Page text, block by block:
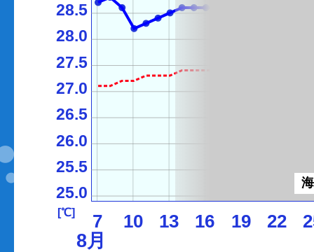
7 10 13 16 19 22
25.0
25.5
26.0
26.5
27.0
27.5
28.0
28.5
[℃]
8月